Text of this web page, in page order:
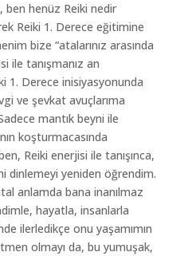
ben henüz Reiki nedir
Reiki 1. Derece eğitimine
bize “atalarınız arasında
ile tanışmanız an
1. Derece inisiyasyonunda
ve şevkat avuçlarıma
mantık beyni ile
koşturmacasında
Reiki enerjisi ile tanışınca,
dinlemeyi yeniden öğrendim.
anlamda bana inanılmaz
hayatla, insanlarla
ilerledikçe onu yaşamımın
olmayı da, bu yumuşak,